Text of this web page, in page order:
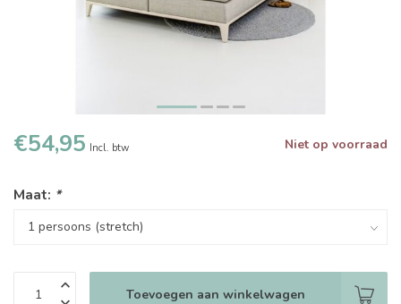
€54,95 Incl. btw Niet op voorraad
Maat: *
Toevoegen aan winkelwagen